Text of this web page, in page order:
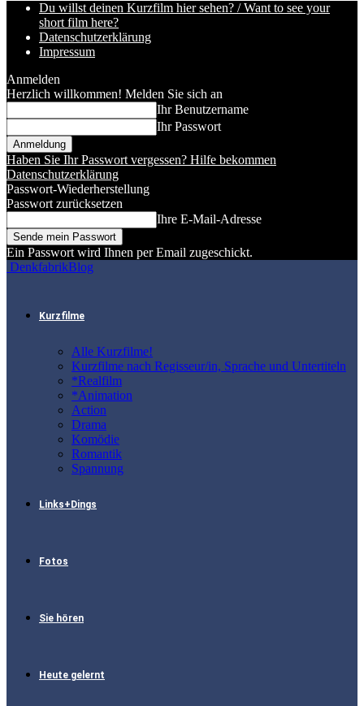
Du willst deinen Kurzfilm hier sehen? / Want to see your
short film here?
Datenschutzerklärung
Impressum
Anmelden
Herzlich willkommen! Melden Sie sich an
Ihr Benutzername
Ihr Passwort
Haben Sie Ihr Passwort vergessen? Hilfe bekommen
Datenschutzerklärung
Passwort-Wiederherstellung
Passwort zurücksetzen
Ihre E-Mail-Adresse
Ein Passwort wird Ihnen per Email zugeschickt.
DenkfabrikBlog
Kurzfilme
Alle Kurzfilme!
Kurzfilme nach Regisseur/in, Sprache und Untertiteln
*Realfilm
*Animation
Action
Drama
Komödie
Romantik
Spannung
Links+Dings
Fotos
Sie hören
Heute gelernt